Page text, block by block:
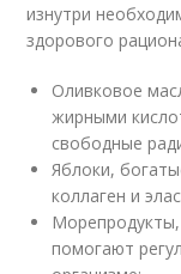
изнутри
здорового
Оливковое
жирными
свободные
Яблоки,
коллаген и
помогают